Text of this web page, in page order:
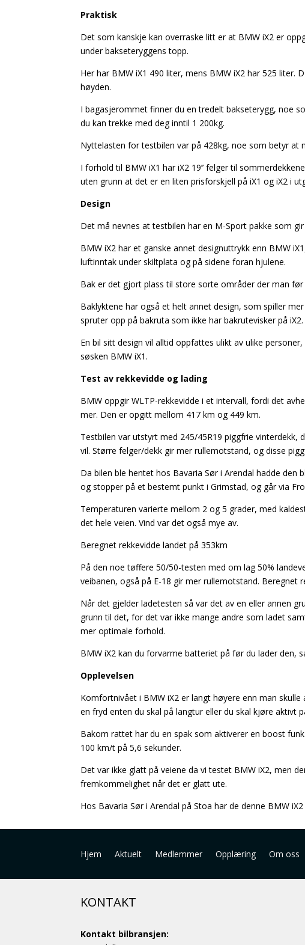
Praktisk
Det som kanskje kan overraske litt er at BMW iX2 er
under bakseteryggens topp.
Her har BMW iX1 490 liter, mens BMW iX2 har 525 liter.
høyden.
I bagasjerommet finner du en tredelt bakseterygg, noe
du kan trekke med deg inntil 1 200kg.
Nyttelasten for testbilen var på 428kg, noe som betyr at
I forhold til BMW iX1 har iX2 19’’ felger til
uten grunn at det er en liten prisforskjell på iX1 og iX2 i
Design
Det må nevnes at testbilen har en M-Sport pakke som
BMW iX2 har et ganske annet designuttrykk enn BMW
luftinntak under skiltplata og på sidene foran hjulene.
Bak er det gjort plass til store sorte områder der man
Baklyktene har også et helt annet design, som spiller
spruter opp på bakruta som ikke har bakrutevisker på iX2.
En bil sitt design vil alltid oppfattes ulikt av ulike
søsken BMW iX1.
Test av rekkevidde og lading
BMW oppgir WLTP-rekkevidde i et intervall, fordi det
mer. Den er opgitt mellom 417 km og 449 km.
Testbilen var utstyrt med 245/45R19 piggfrie vinterdekk,
vil. Større felger/dekk gir mer rullemotstand, og disse
Da bilen ble hentet hos Bavaria Sør i Arendal hadde
og stopper på et bestemt punkt i Grimstad, og går via
Temperaturen varierte mellom 2 og 5 grader, med
det hele veien. Vind var det også mye av.
Beregnet rekkevidde landet på 353km
På den noe tøffere 50/50-testen med om lag 50%
veibanen, også på E-18 gir mer rullemotstand. Beregnet
Når det gjelder ladetesten så var det av en eller annen
grunn til det, for det var ikke mange andre som ladet
mer optimale forhold.
BMW iX2 kan du forvarme batteriet på før du lader den,
Opplevelsen
Komfortnivået i BMW iX2 er langt høyere enn man
en fryd enten du skal på langtur eller du skal kjøre aktivt
Bakom rattet har du en spak som aktiverer en boost
100 km/t på 5,6 sekunder.
Det var ikke glatt på veiene da vi testet BMW iX2, men
fremkommelighet når det er glatt ute.
Hos Bavaria Sør i Arendal på Stoa har de denne BMW
Hjem Aktuelt Medlemmer Opplæring Om oss
KONTAKT
Kontakt bilbransjen: